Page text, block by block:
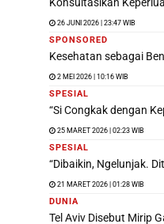
26 JUNI 2026 | 23:47 WIB
SPONSORED
Kesehatan sebagai
2 MEI 2026 | 10:16 WIB
SPESIAL
“Si Congkak dengan
25 MARET 2026 | 02:23 WIB
SPESIAL
“Dibaikin, Ngelunjak.
21 MARET 2026 | 01:28 WIB
DUNIA
Tel Aviv Disebut Mirip